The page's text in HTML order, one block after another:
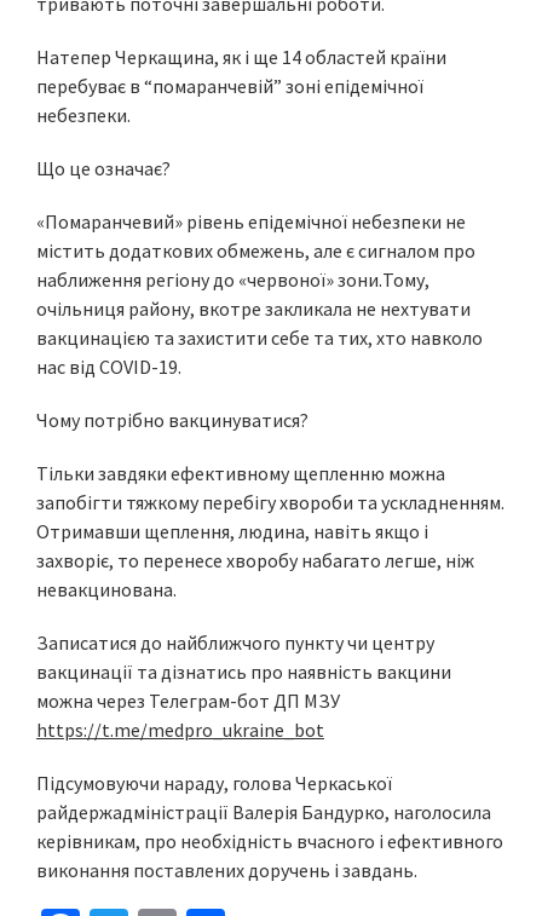
Натепер Черкащина, як і ще 14 областей країни
перебуває в “помаранчевій” зоні епідемічної
небезпеки.
Що це означає?
«Помаранчевий» рівень епідемічної небезпеки не
містить додаткових обмежень, але є сигналом про
наближення регіону до «червоної» зони.Тому,
очільниця району, вкотре закликала не нехтувати
вакцинацією та захистити себе та тих, хто навколо
нас від COVID-19.
Чому потрібно вакцинуватися?
Тільки завдяки ефективному щепленню можна
запобігти тяжкому перебігу хвороби та ускладненням.
Отримавши щеплення, людина, навіть якщо і
захворіє, то перенесе хворобу набагато легше, ніж
невакцинована.
Записатися до найближчого пункту чи центру
вакцинації та дізнатись про наявність вакцини
можна через Телеграм-бот ДП МЗУ
https://t.me/medpro_ukraine_bot
Підсумовуючи нараду, голова Черкаської
райдержадміністрації Валерія Бандурко, наголосила
керівникам, про необхідність вчасного і ефективного
виконання поставлених доручень і завдань.